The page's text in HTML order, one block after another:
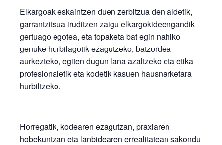
Elkargoak eskaintzen duen zerbitzua den aldetik,
garrantzitsua iruditzen zaigu elkargokideengandik
gertuago egotea, eta topaketa bat egin nahiko
genuke hurbilagotik ezagutzeko, batzordea
aurkezteko, egiten dugun lana azaltzeko eta etika
profesionaletik eta kodetik kasuen hausnarketara
hurbiltzeko.
Horregatik, kodearen ezagutzan, praxiaren
hobekuntzan eta lanbidearen errealitatean sakondu